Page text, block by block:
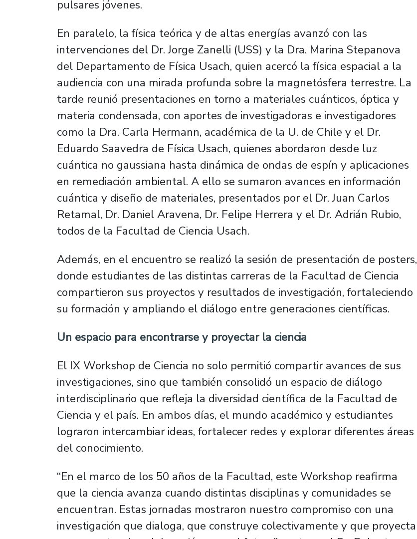
pulsares jóvenes.
En paralelo, la física teórica y de altas energías avanzó con las
intervenciones del Dr. Jorge Zanelli (USS) y la Dra. Marina Stepanova
del Departamento de Física Usach, quien acercó la física espacial a la
audiencia con una mirada profunda sobre la magnetósfera terrestre. La
tarde reunió presentaciones en torno a materiales cuánticos, óptica y
materia condensada, con aportes de investigadoras e investigadores
como la Dra. Carla Hermann, académica de la U. de Chile y el Dr.
Eduardo Saavedra de Física Usach, quienes abordaron desde luz
cuántica no gaussiana hasta dinámica de ondas de espín y aplicaciones
en remediación ambiental. A ello se sumaron avances en información
cuántica y diseño de materiales, presentados por el Dr. Juan Carlos
Retamal, Dr. Daniel Aravena, Dr. Felipe Herrera y el Dr. Adrián Rubio,
todos de la Facultad de Ciencia Usach.
Además, en el encuentro se realizó la sesión de presentación de posters,
donde estudiantes de las distintas carreras de la Facultad de Ciencia
compartieron sus proyectos y resultados de investigación, fortaleciendo
su formación y ampliando el diálogo entre generaciones científicas.
Un espacio para encontrarse y proyectar la ciencia
El IX Workshop de Ciencia no solo permitió compartir avances de sus
investigaciones, sino que también consolidó un espacio de diálogo
interdisciplinario que refleja la diversidad científica de la Facultad de
Ciencia y el país. En ambos días, el mundo académico y estudiantes
lograron intercambiar ideas, fortalecer redes y explorar diferentes áreas
del conocimiento.
“En el marco de los 50 años de la Facultad, este Workshop reafirma
que la ciencia avanza cuando distintas disciplinas y comunidades se
encuentran. Estas jornadas mostraron nuestro compromiso con una
investigación que dialoga, que construye colectivamente y que proyecta